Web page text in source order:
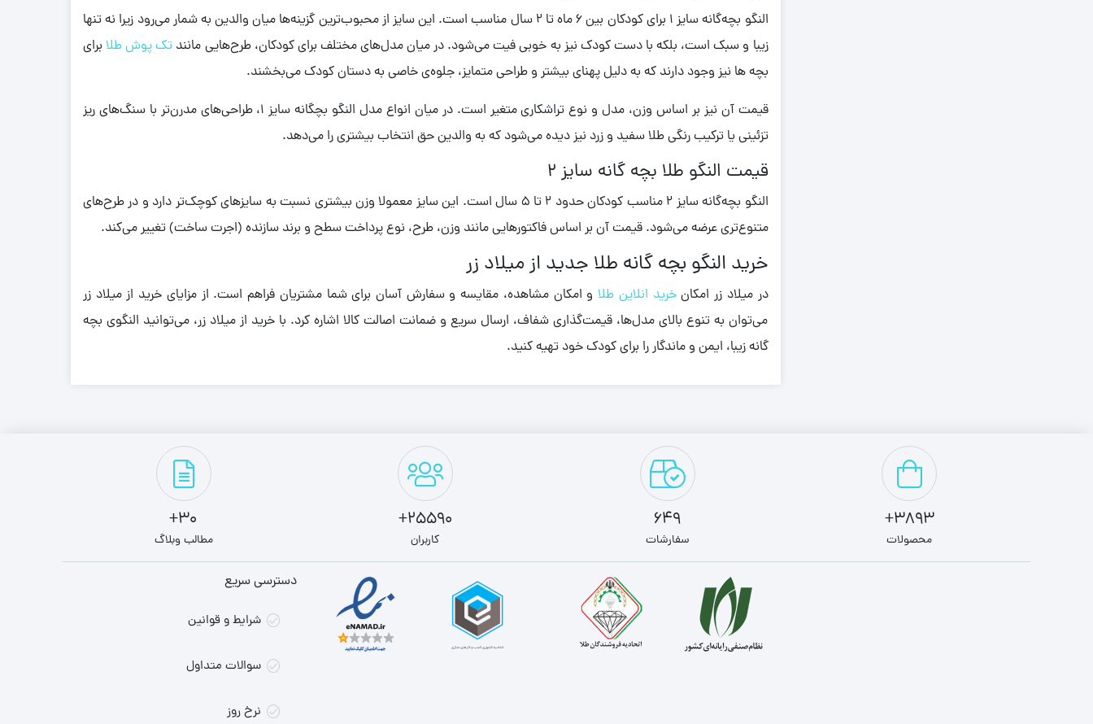
النگو بچه‌گانه سایز 1 برای کودکان بین 6 ماه تا 2 سال مناسب است. این سایز از محبوب‌ترین گزینه‌ها میان والدین به ‌شمار می‌رود زیرا نه ‌تنها
زیبا و سبک است، بلکه با دست کودک نیز به ‌خوبی فیت می‌شود. در میان مدل‌های مختلف برای کودکان، طرح‌هایی مانند تک پوش طلا برای
بچه ها نیز وجود دارند که به دلیل پهنای بیشتر و طراحی متمایز، جلوه‌ی خاصی به دستان کودک می‌بخشند.
قیمت آن نیز بر اساس وزن، مدل و نوع تراشکاری متغیر است. در میان انواع مدل النگو بچگانه سایز 1، طراحی‌های مدرن‌تر با سنگ‌های ریز
تزئینی یا ترکیب رنگی طلا سفید و زرد نیز دیده می‌شود که به والدین حق انتخاب بیشتری را می‌دهد.
قیمت النگو طلا بچه گانه سایز 2
النگو بچه‌گانه سایز 2 مناسب کودکان حدود 2 تا 5 سال است. این سایز معمولا وزن بیشتری نسبت به سایزهای کوچک‌تر دارد و در طرح‌های
متنوع‌تری عرضه می‌شود. قیمت آن بر اساس فاکتورهایی مانند وزن، طرح، نوع پرداخت سطح و برند سازنده (اجرت ساخت) تغییر می‌کند.
خرید النگو بچه گانه طلا جدید از میلاد زر
در میلاد زر امکانخرید انلاین طلا و امکان مشاهده، مقایسه و سفارش آسان برای شما مشتریان فراهم است. از مزایای خرید از میلاد زر
می‌توان به تنوع بالای مدل‌ها، قیمت‌گذاری شفاف، ارسال سریع و ضمانت اصالت کالا اشاره کرد. با خرید از میلاد زر، می‌توانید النگوی بچه
گانه‌ زیبا، ایمن و ماندگار را برای کودک خود تهیه کنید.
0.990
3893+
محصولات
649
سفارشات
25590+
کاربران
30+
مطالب وبلاگ
دسترسی سریع
شرایط و قوانین
سوالات متداول
نرخ روز